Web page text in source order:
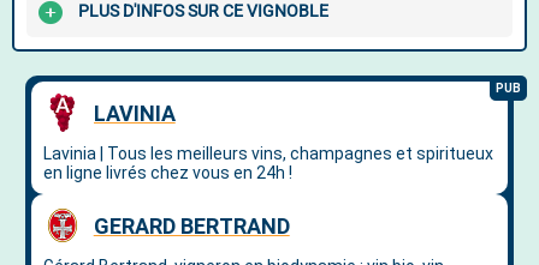
PLUS D'INFOS SUR CE VIGNOBLE